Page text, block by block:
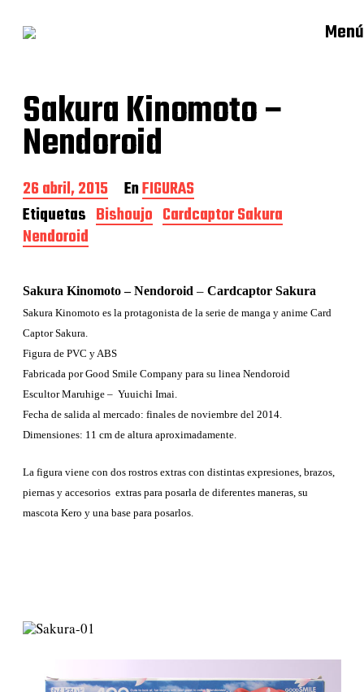
Menú
Sakura Kinomoto –
Nendoroid
F
e
c
h
a
e
l
a
e
n
t
r
a
d
a
26 abril, 2015 EnFIGURAS
Etiquetas Bishoujo Cardcaptor Sakura
Nendoroid
Sakura Kinomoto – Nendoroid – Cardcaptor Sakura
Sakura Kinomoto es la protagonista de la serie de manga y anime Card
Captor Sakura.
Figura de PVC y ABS
Fabricada por Good Smile Company para su linea Nendoroid
Escultor Maruhige – Yuuichi Imai.
Fecha de salida al mercado: finales de noviembre del 2014.
Dimensiones: 11 cm de altura aproximadamente.
La figura viene con dos rostros extras con distintas expresiones, brazos,
piernas y accesorios extras para posarla de diferentes maneras, su
mascota Kero y una base para posarlos.